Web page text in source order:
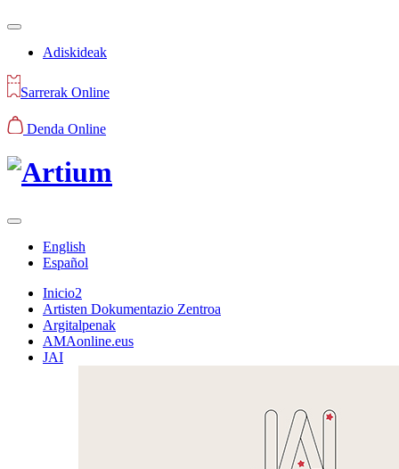
Adiskideak
Sarrerak Online
Denda Online
English
Español
Inicio2
Artisten Dokumentazio Zentroa
Argitalpenak
AMAonline.eus
JAI